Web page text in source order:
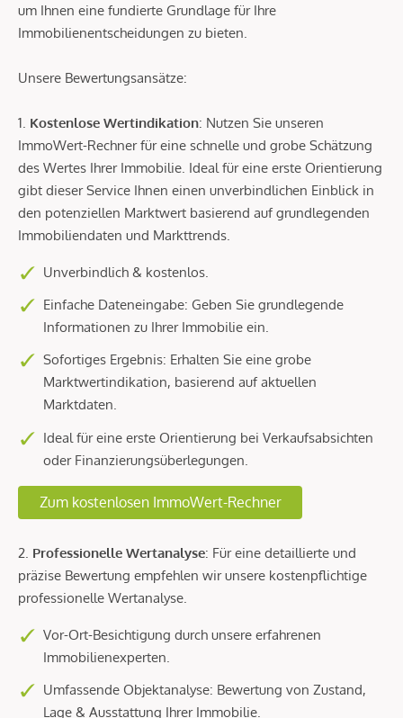
um Ihnen eine fundierte Grundlage für Ihre
Immobilienentscheidungen zu bieten.
Unsere Bewertungsansätze:
1. Kostenlose Wertindikation: Nutzen Sie unseren
ImmoWert-Rechner für eine schnelle und grobe Schätzung
des Wertes Ihrer Immobilie. Ideal für eine erste Orientierung
gibt dieser Service Ihnen einen unverbindlichen Einblick in
den potenziellen Marktwert basierend auf grundlegenden
Immobiliendaten und Markttrends.
Unverbindlich & kostenlos.
Einfache Dateneingabe: Geben Sie grundlegende
Informationen zu Ihrer Immobilie ein.
Sofortiges Ergebnis: Erhalten Sie eine grobe
Marktwertindikation, basierend auf aktuellen
Marktdaten.
Ideal für eine erste Orientierung bei Verkaufsabsichten
oder Finanzierungsüberlegungen.
Zum kostenlosen ImmoWert-Rechner
2. Professionelle Wertanalyse: Für eine detaillierte und
präzise Bewertung empfehlen wir unsere kostenpflichtige
professionelle Wertanalyse.
Vor-Ort-Besichtigung durch unsere erfahrenen
Immobilienexperten.
Umfassende Objektanalyse: Bewertung von Zustand,
Lage & Ausstattung Ihrer Immobilie.